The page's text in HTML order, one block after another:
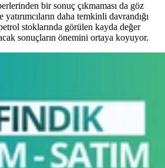
bir sonuç çıkmaması da göz
yatırımcıların daha temkinli davrandığı
stoklarında görülen kayda değer
sonuçların önemini ortaya koyuyor.